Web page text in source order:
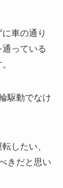
車の通り
っている
駆動でなけ
したい、
きだと思い